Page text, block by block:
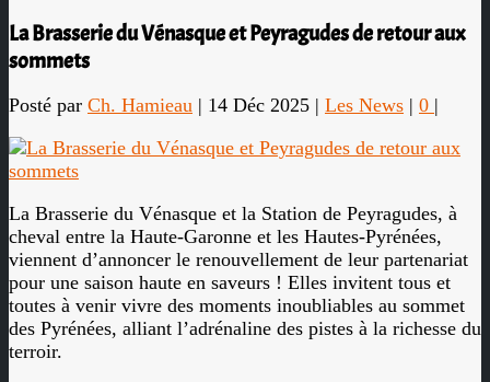
La Brasserie du Vénasque et Peyragudes de retour aux
sommets
Posté par Ch. Hamieau | 14 Déc 2025 | Les News | 0 |
La Brasserie du Vénasque et la Station de Peyragudes, à
cheval entre la Haute-Garonne et les Hautes-Pyrénées,
viennent d’annoncer le renouvellement de leur partenariat
pour une saison haute en saveurs ! Elles invitent tous et
toutes à venir vivre des moments inoubliables au sommet
des Pyrénées, alliant l’adrénaline des pistes à la richesse du
terroir.